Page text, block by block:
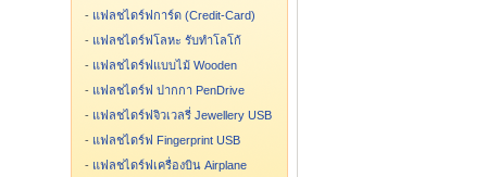
- แฟลชไดร์ฟการ์ด (Credit-Card)
- แฟลชไดร์ฟโลหะ รับทำโลโก้
- แฟลชไดร์ฟแบบไม้ Wooden
- แฟลชไดร์ฟ ปากกา PenDrive
- แฟลชไดร์ฟจิวเวลรี่ Jewellery USB
- แฟลชไดร์ฟ Fingerprint USB
- แฟลชไดร์ฟเครื่องบิน Airplane